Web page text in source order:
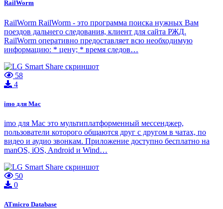
RailWorm
RailWorm RailWorm - это программа поиска нужных Вам
поездов дальнего следования, клиент для сайта РЖД.
RailWorm оперативно предоставляет всю необходимую
информацию: * цену; * время следов…
58
4
imo для Mac
imo для Mac это мультиплатформенный мессенджер,
пользователи которого общаются друг с другом в чатах, по
видео и аудио звонкам. Приложение доступно бесплатно на
manOS, iOS, Android и Wind…
50
0
ATmicro Database